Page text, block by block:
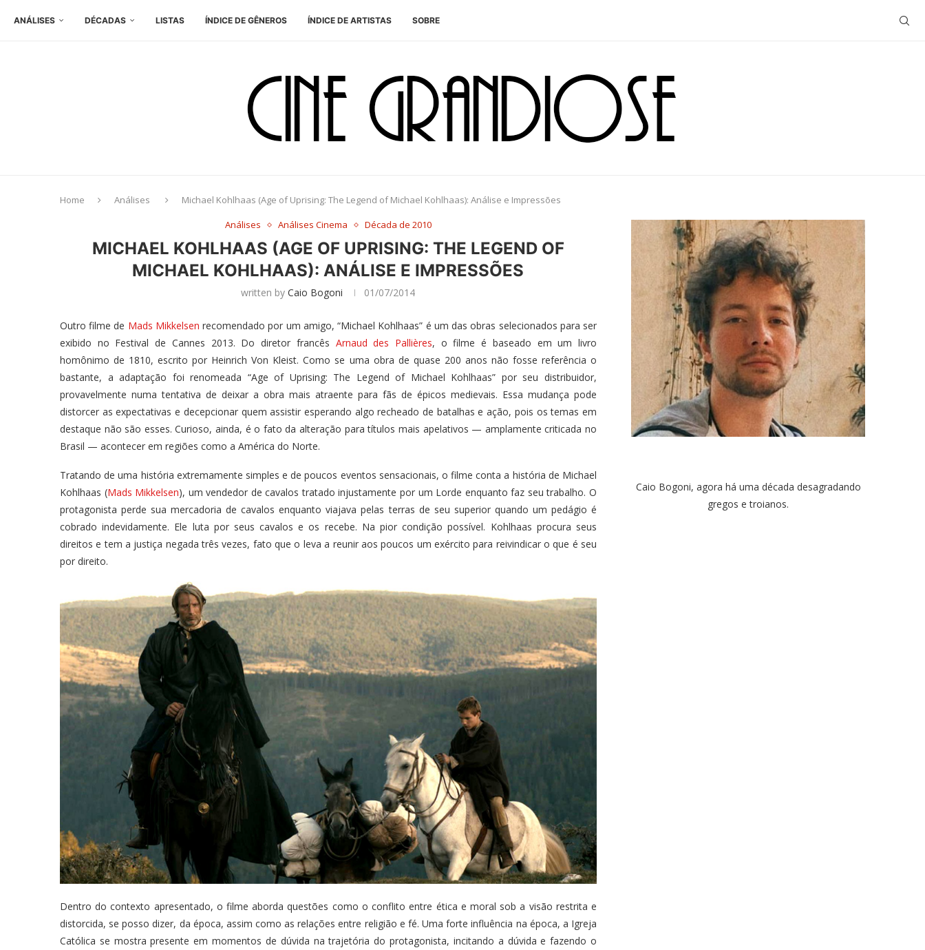
ANÁLISES DÉCADAS LISTAS ÍNDICE DE GÊNEROS ÍNDICE DE ARTISTAS SOBRE
Home Análises
Michael Kohlhaas (Age of Uprising: The Legend of Michael Kohlhaas): Análise e Impressões
Análises
Análises Cinema Década de 2010
MICHAEL KOHLHAAS (AGE OF UPRISING: THE LEGEND OF
MICHAEL KOHLHAAS): ANÁLISE E IMPRESSÕES
written byCaio Bogoni 01/07/2014
Outro filme de Mads Mikkelsen recomendado por um amigo, “Michael Kohlhaas” é um das obras selecionados para ser
exibido no Festival de Cannes 2013. Do diretor francês Arnaud des Pallières, o filme é baseado em um livro
homônimo de 1810, escrito por Heinrich Von Kleist. Como se uma obra de quase 200 anos não fosse referência o
bastante, a adaptação foi renomeada “Age of Uprising: The Legend of Michael Kohlhaas” por seu distribuidor,
provavelmente numa tentativa de deixar a obra mais atraente para fãs de épicos medievais. Essa mudança pode
distorcer as expectativas e decepcionar quem assistir esperando algo recheado de batalhas e ação, pois os temas em
destaque não são esses. Curioso, ainda, é o fato da alteração para títulos mais apelativos — amplamente criticada no
Brasil — acontecer em regiões como a América do Norte.
Tratando de uma história extremamente simples e de poucos eventos sensacionais, o filme conta a história de Michael
Kohlhaas (Mads Mikkelsen), um vendedor de cavalos tratado injustamente por um Lorde enquanto faz seu trabalho. O
protagonista perde sua mercadoria de cavalos enquanto viajava pelas terras de seu superior quando um pedágio é
cobrado indevidamente. Ele luta por seus cavalos e os recebe. Na pior condição possível. Kohlhaas procura seus
direitos e tem a justiça negada três vezes, fato que o leva a reunir aos poucos um exército para reivindicar o que é seu
por direito.
Dentro do contexto apresentado, o filme aborda questões como o conflito entre ética e moral sob a visão restrita e
distorcida, se posso dizer, da época, assim como as relações entre religião e fé. Uma forte influência na época, a Igreja
Católica se mostra presente em momentos de dúvida na trajetória do protagonista, incitando a dúvida e fazendo o
Caio Bogoni, agora há uma década desagradando
gregos e troianos.